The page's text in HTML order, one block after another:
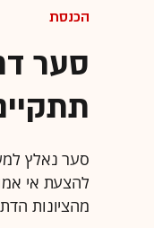
הכנסת
סער
סער נאלץ
להצעת אי
מהציונות